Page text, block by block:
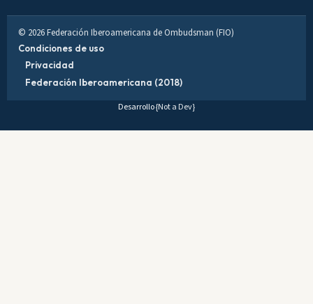
© 2026 Federación Iberoamericana de Ombudsman (FIO)
Condiciones de uso
Privacidad
Federación Iberoamericana (2018)
Desarrollo{Not a Dev}